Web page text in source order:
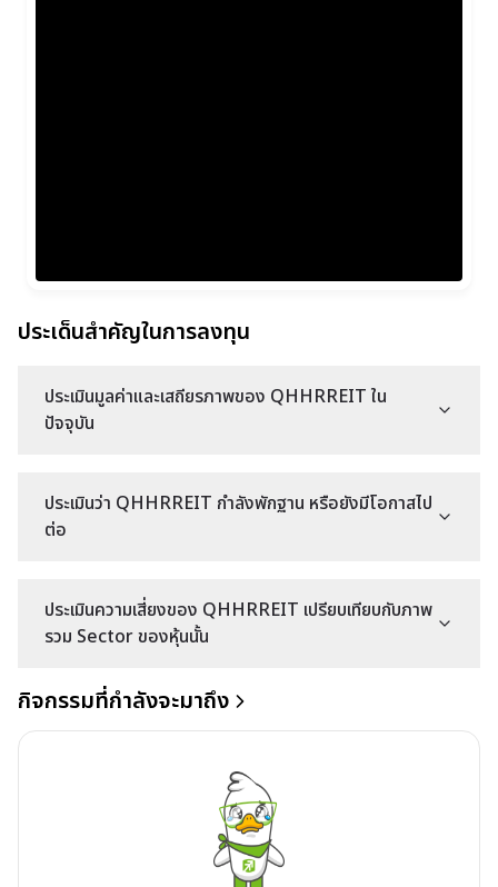
ประเด็นสำคัญในการลงทุน
ประเมินมูลค่าและเสถียรภาพของ QHHRREIT ใน
ปัจจุบัน
ประเมินว่า QHHRREIT กำลังพักฐาน หรือยังมีโอกาสไป
ต่อ
ประเมินความเสี่ยงของ QHHRREIT เปรียบเทียบกับภาพ
รวม Sector ของหุ้นนั้น
กิจกรรมที่กำลังจะมาถึง